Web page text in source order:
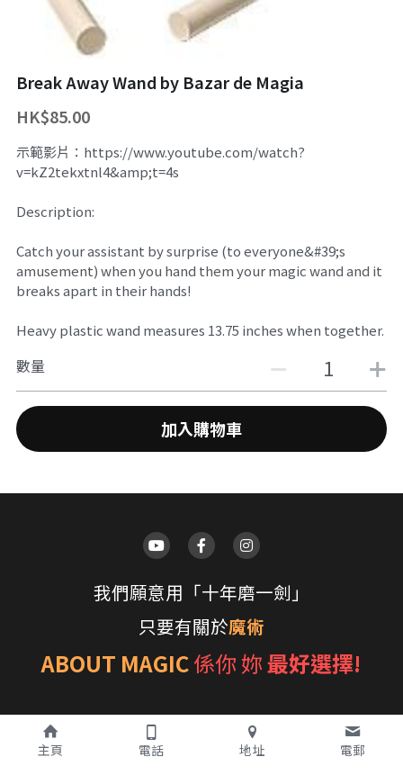
舞台魔術訓練課程
ZOOM 訓練課程
魔幻生日派對
婚禮魔術表演
中秋節及國慶
企業員工魔術培訓/大型魔術道具租借
中國古彩戲法
過往活動相冊
主辦魔術活動
十八區之魔術市集
魔術義工服務
About Magic會員制
搜索
Break Away Wand by Bazar de Magia
HK$85.00
示範影片：https://www.youtube.com/watch?
v=kZ2tekxtnl4&amp;t=4s
Description:
Catch your assistant by surprise (to everyone&#39;s
amusement) when you hand them your magic wand and it
breaks apart in their hands!
Heavy plastic wand measures 13.75 inches when together.
數量
加入購物車
我們願意用「十年磨一劍」
只要有關於魔術
ABOUT MAGIC係你 妳 最好選擇!
主頁 電話 地址 電郵